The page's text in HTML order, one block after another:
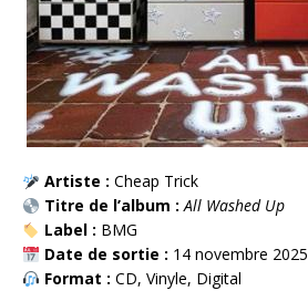
Artiste : Cheap Trick
Titre de l’album : All Washed Up
Label : BMG
Date de sortie : 14 novembre 2025
Format : CD, Vinyle, Digital